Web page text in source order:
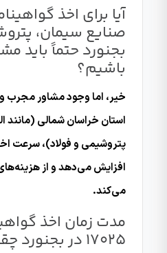
صنایع سیمان،
بجنورد حتماً باید
باشیم؟
خیر، اما وجود مشاور مجرب و
استان خراسان شمالی (مانند
افزایش می‌دهد و از
می‌کند.
مدت زمان اخذ
17025 در بجنورد چقدر است؟